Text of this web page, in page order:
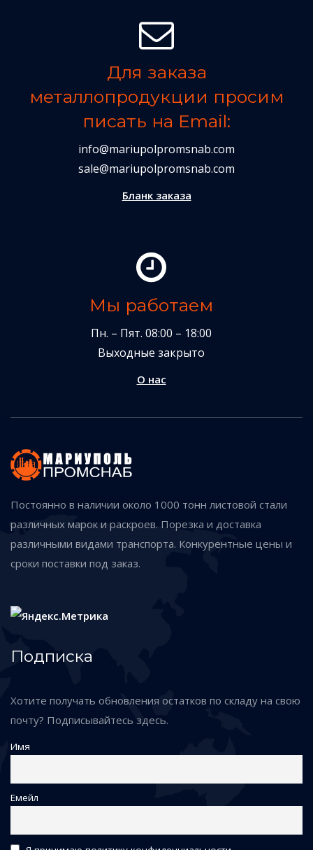
Для заказа
металлопродукции просим
писать на Email:
info@mariupolpromsnab.com
sale@mariupolpromsnab.com
Бланк заказа
Мы работаем
Пн. – Пят. 08:00 – 18:00
Выходные закрыто
О нас
Постоянно в наличии около 1000 тонн листовой стали
различных марок и раскроев. Порезка и доставка
различными видами транспорта. Конкурентные цены и
сроки поставки под заказ.
Подписка
Хотите получать обновления остатков по складу на свою
почту? Подписывайтесь здесь.
Имя
Емейл